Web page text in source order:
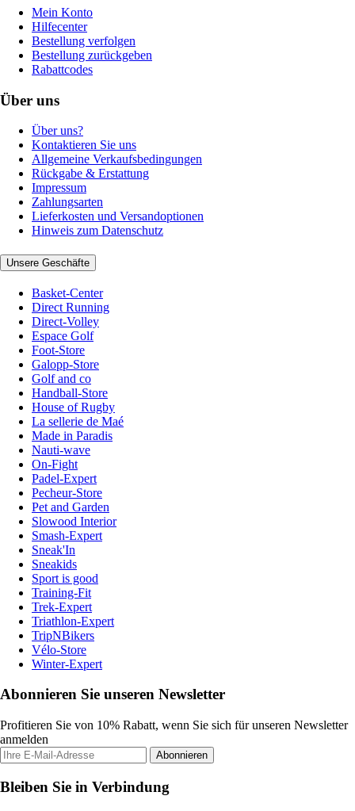
Mein Konto
Hilfecenter
Bestellung verfolgen
Bestellung zurückgeben
Rabattcodes
Über uns
Über uns?
Kontaktieren Sie uns
Allgemeine Verkaufsbedingungen
Rückgabe & Erstattung
Impressum
Zahlungsarten
Lieferkosten und Versandoptionen
Hinweis zum Datenschutz
Unsere Geschäfte
Basket-Center
Direct Running
Direct-Volley
Espace Golf
Foot-Store
Galopp-Store
Golf and co
Handball-Store
House of Rugby
La sellerie de Maé
Made in Paradis
Nauti-wave
On-Fight
Padel-Expert
Pecheur-Store
Pet and Garden
Slowood Interior
Smash-Expert
Sneak'In
Sneakids
Sport is good
Training-Fit
Trek-Expert
Triathlon-Expert
TripNBikers
Vélo-Store
Winter-Expert
Abonnieren Sie unseren Newsletter
Profitieren Sie von 10% Rabatt, wenn Sie sich für unseren Newsletter
anmelden
Abonnieren
Bleiben Sie in Verbindung